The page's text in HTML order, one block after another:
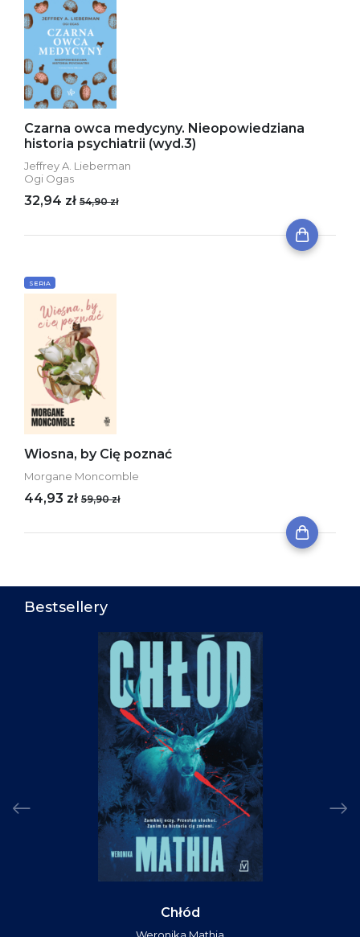
Czarna owca medycyny. Nieopowiedziana
historia psychiatrii (wyd.3)
Jeffrey A. Lieberman
Ogi Ogas
32,94 zł 54,90 zł
SERIA
Wiosna, by Cię poznać
Morgane Moncomble
44,93 zł 59,90 zł
Bestsellery
Chłód